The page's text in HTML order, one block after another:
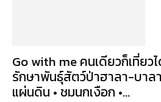
Go with me คนเดียวก็เที่ยว
รักษาพันธุ์สัตว์ป่าฮาลา-บาล
แผ่นดิน • ชมนกเงือก •...